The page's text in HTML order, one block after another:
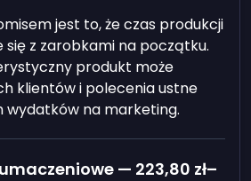
jest to, że czas produkcji
się z zarobkami na początku.
produkt może
klientów i polecenia ustne
wydatków na marketing.
— 223,80 zł–